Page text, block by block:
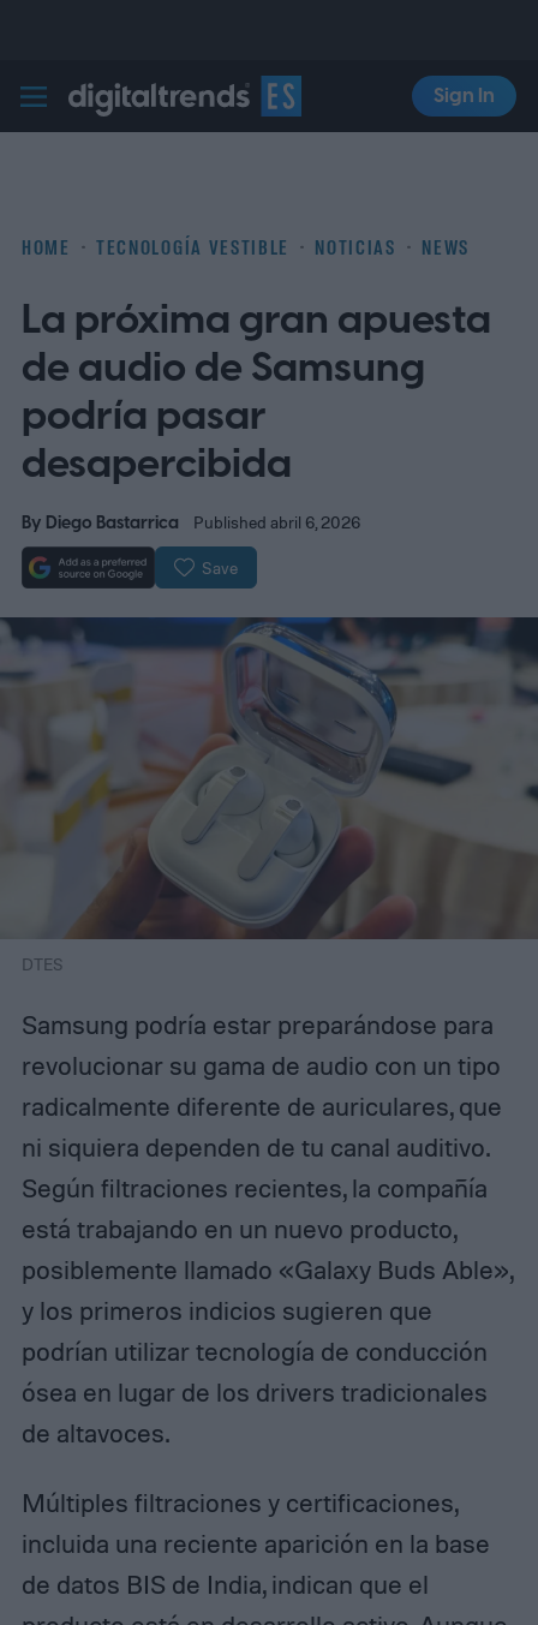
Digital Trends Español
Sign In
HOME TECNOLOGÍA VESTIBLE NOTICIAS NEWS
La próxima gran apuesta
de audio de Samsung
podría pasar
desapercibida
By Diego Bastarrica Published abril 6, 2026
Save
DTES
Samsung podría estar preparándose para
revolucionar su gama de audio con un tipo
radicalmente diferente de auriculares, que
ni siquiera dependen de tu canal auditivo.
Según filtraciones recientes, la compañía
está trabajando en un nuevo producto,
posiblemente llamado «Galaxy Buds Able»,
y los primeros indicios sugieren que
podrían utilizar tecnología de conducción
ósea en lugar de los drivers tradicionales
de altavoces.
Múltiples filtraciones y certificaciones,
incluida una reciente aparición en la base
de datos BIS de India, indican que el